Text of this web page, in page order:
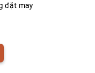
đặt may